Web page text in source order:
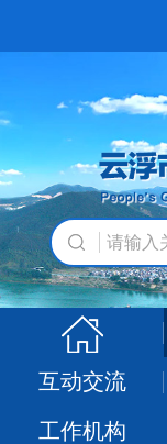
互动交流
工作机构